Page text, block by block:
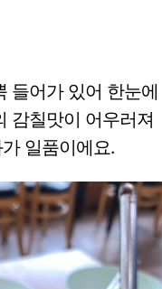
들어가 있어 한눈에
감칠맛이 어우러져
일품이에요.